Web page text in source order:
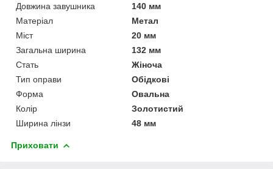
Довжина завушника
140 мм
Матеріал
Метал
Міст
20 мм
Загальна ширина
132 мм
Стать
Жіноча
Тип оправи
Обідкові
Форма
Овальна
Колір
Золотистий
Ширина лінзи
48 мм
Приховати